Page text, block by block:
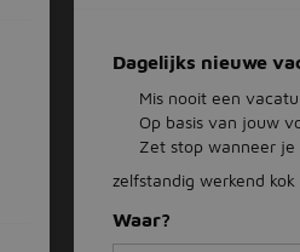
Dagelijks nieuwe
Mis nooit een
Op basis van jouw
Zet stop wanneer je
zelfstandig werkend kok
Waar?